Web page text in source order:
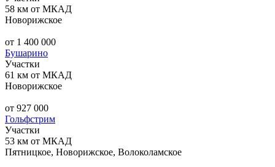
58 км от МКАД
Новорижское
от 1 400 000
Бушарино
Участки
61 км от МКАД
Новорижское
от 927 000
Гольфстрим
Участки
53 км от МКАД
Пятницкое, Новорижское, Волоколамское